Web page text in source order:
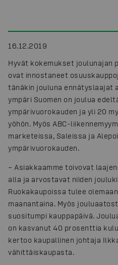
16.12.2019
Hyvät kokemukset joulunajan
ovat innostaneet
tänäkin jouluna ennätyslaajat
ympäri Suomen on joulua
ympärivuorokauden ja yli 20
yöhön. Myös ABC-
marketeissa, Saleissa ja
ympärivuorokauden.
– Asiakkaamme toivovat
alla ja arvostavat niiden
Ruokakaupoissa tulee
maanantaina. Myös
suositumpi kauppapäivä.
on kasvanut 40 prosenttia
kertoo kaupallinen johtaja
vähittäiskaupasta.